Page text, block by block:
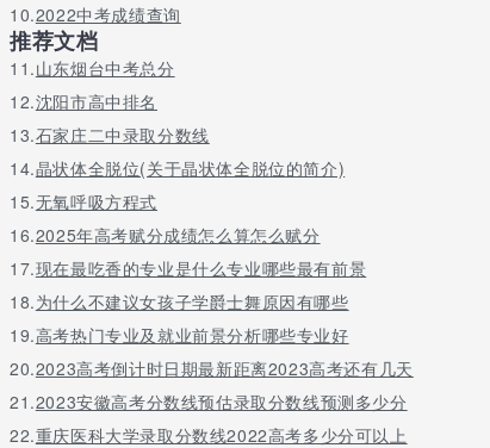
10.2022中考成绩查询
推荐文档
11.山东烟台中考总分
12.沈阳市高中排名
13.石家庄二中录取分数线
14.晶状体全脱位(关于晶状体全脱位的简介)
15.无氧呼吸方程式
16.2025年高考赋分成绩怎么算怎么赋分
17.现在最吃香的专业是什么专业哪些最有前景
18.为什么不建议女孩子学爵士舞原因有哪些
19.高考热门专业及就业前景分析哪些专业好
20.2023高考倒计时日期最新距离2023高考还有几天
21.2023安徽高考分数线预估录取分数线预测多少分
22.重庆医科大学录取分数线2022高考多少分可以上